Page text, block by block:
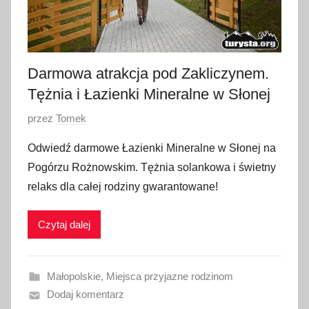
Darmowa atrakcja pod Zakliczynem.
Tężnia i Łazienki Mineralne w Słonej
O
u
b
l
i
a
n
przez Tomek
Odwiedź darmowe Łazienki Mineralne w Słonej na
Pogórzu Rożnowskim. Tężnia solankowa i świetny
relaks dla całej rodziny gwarantowane!
Czytaj dalej
Małopolskie, Miejsca przyjazne rodzinom
Dodaj komentarz